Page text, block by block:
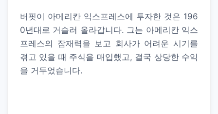
버핏이 아메리칸 익스프레스에 투자한 것은 196
0년대로 거슬러 올라갑니다. 그는 아메리칸 익스
프레스의 잠재력을 보고 회사가 어려운 시기를
겪고 있을 때 주식을 매입했고, 결국 상당한 수익
을 거두었습니다.